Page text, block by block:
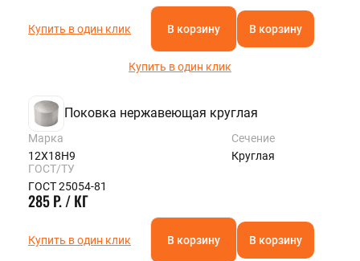
Купить в один клик В корзину В корзину
Купить в один клик
Поковка нержавеющая круглая
Марка
12Х18Н9
Сечение
Круглая
ГОСТ/ТУ
ГОСТ 25054-81
285 Р. / КГ
Купить в один клик В корзину В корзину